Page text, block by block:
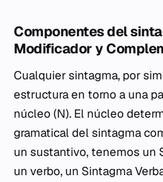
Componentes del
Modificador y
Cualquier sintagma, por
estructura en torno a una
núcleo (N). El núcleo
gramatical del sintagma
un sustantivo, tenemos un
un verbo, un Sintagma